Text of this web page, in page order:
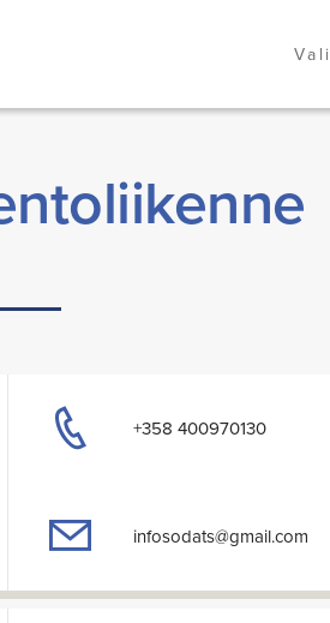
+358 400970130
infosodats@gmail.com